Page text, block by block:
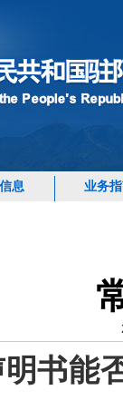
息 业务
书能